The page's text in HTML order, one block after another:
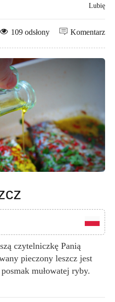
Lubię
Komentarz
109 odsłony
czytelniczkę Panią
pieczony leszcz jest
mułowatej ryby.